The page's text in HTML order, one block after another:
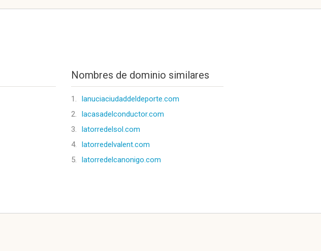
Nombres de dominio similares
1.
lanuciaciudaddeldeporte.com
2.
lacasadelconductor.com
3.
latorredelsol.com
4.
latorredelvalent.com
5.
latorredelcanonigo.com